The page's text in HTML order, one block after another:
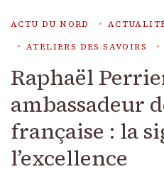
ACTU DU NORD
ATELIERS DES SAVOIRS
Raphaël
ambassadeur
française : la
l’excellence